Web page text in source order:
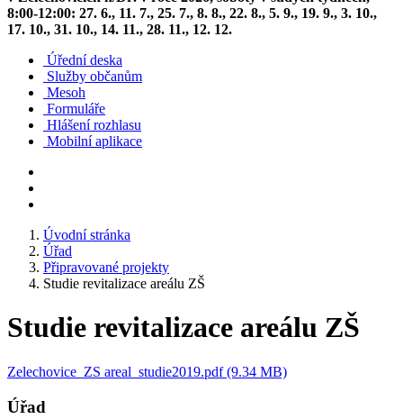
8:00-12:00: 27. 6., 11. 7., 25. 7., 8. 8., 22. 8., 5. 9., 19. 9., 3. 10.,
17. 10., 31. 10., 14. 11., 28. 11., 12. 12.
Úřední deska
Služby občanům
Mesoh
Formuláře
Hlášení rozhlasu
Mobilní aplikace
Úvodní stránka
Úřad
Připravované projekty
Studie revitalizace areálu ZŠ
Studie revitalizace areálu ZŠ
Zelechovice_ZS areal_studie2019.pdf (9.34 MB)
Úřad